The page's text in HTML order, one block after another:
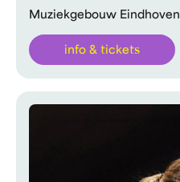
Muziekgebouw Eindhoven
info & tickets